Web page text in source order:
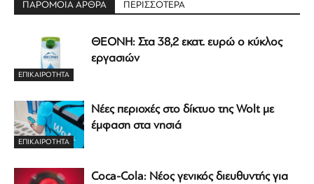
ΠΑΡΟΜΟΙΑ ΑΡΘΡΑ ΠΕΡΙΣΣΟΤΕΡΑ
ΕΠΙΚΑΙΡΟΤΗΤΑ
ΘΕΟΝΗ: Στα 38,2 εκατ. ευρώ ο κύκλος
εργασιών
ΕΠΙΚΑΙΡΟΤΗΤΑ
Νέες περιοχές στο δίκτυο της Wolt με
έμφαση στα νησιά
Coca-Cola: Νέος γενικός διευθυντής για